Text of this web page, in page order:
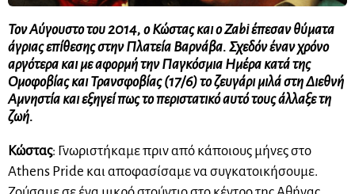
Τον Αύγουστο του 2014, ο Κώστας και ο Zabi έπεσαν θύματα
άγριας επίθεσης στην Πλατεία Βαρνάβα. Σχεδόν έναν χρόνο
αργότερα και με αφορμή την Παγκόσμια Ημέρα κατά της
Ομοφοβίας και Τρανσφοβίας (17/6) το ζευγάρι μιλά στη Διεθνή
Αμνηστία και εξηγεί πως το περιστατικό αυτό τους άλλαξε τη
ζωή.
Κώστας: Γνωριστήκαμε πριν από κάποιους μήνες στο
Athens Pride και αποφασίσαμε να συγκατοικήσουμε.